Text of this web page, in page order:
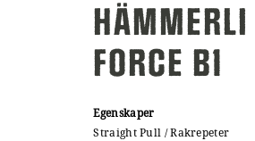
HÄMMERLI
FORCE B1
Egenskaper
Straight Pull / Rakrepeter